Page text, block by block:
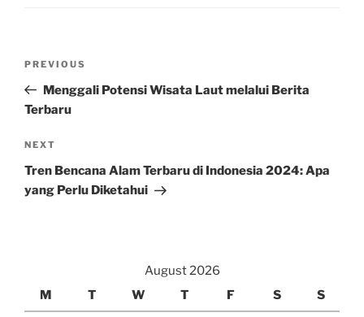
Previous
Post
PREVIOUS
Menggali Potensi Wisata Laut melalui Berita
Terbaru
Next
Post
NEXT
Tren Bencana Alam Terbaru di Indonesia 2024: Apa
yang Perlu Diketahui
August 2026
M
T W T F S S